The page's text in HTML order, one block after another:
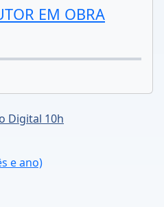
EM OBRA
Digital 10h
e ano)